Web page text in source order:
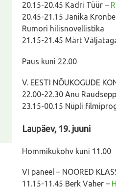
20.15-20.45 Kadri Tüür –
20.45-21.15 Janika
Rumori hilisnovellistika
21.15-21.45 Märt
Paus kuni 22.00
V. EESTI NÕUKOGUDE
22.00-22.30 Anu
23.15-00.15 Nüpli
Laupäev, 19. juuni
Hommikukohv kuni 11.00
VI paneel – NOORED
11.15-11.45 Berk Vaher –